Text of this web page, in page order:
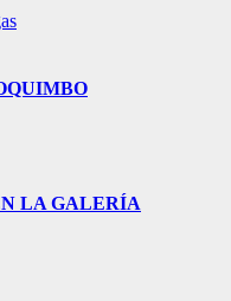
LA GALERÍA